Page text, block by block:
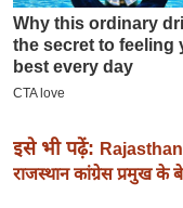
पे
प
र
मि
सा
ल
इसे भी पढ़ें: Rajasthan
राजस्थान कांग्रेस प्रमुख के